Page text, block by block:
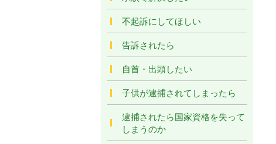
不起訴にしてほしい
告訴されたら
自首・出頭したい
子供が逮捕されてしまったら
逮捕されたら国家資格を失って
しまうのか